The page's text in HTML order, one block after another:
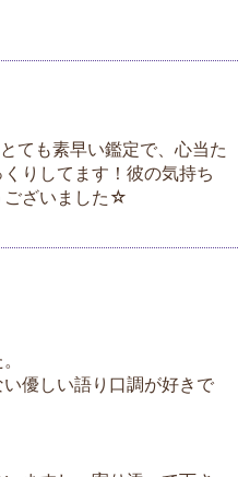
ても素早い鑑定で、心当た
りしてます！彼の気持ち
ございました☆
優しい語り口調が好きで